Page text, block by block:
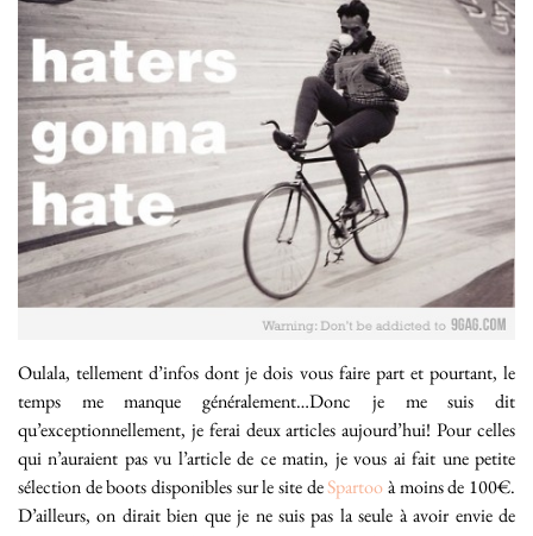
Oulala, tellement d’infos dont je dois vous faire part et pourtant, le
temps me manque généralement…Donc je me suis dit
qu’exceptionnellement, je ferai deux articles aujourd’hui! Pour celles
qui n’auraient pas vu l’article de ce matin, je vous ai fait une petite
sélection de boots disponibles sur le site deSpartooà moins de 100€.
D’ailleurs, on dirait bien que je ne suis pas la seule à avoir envie de